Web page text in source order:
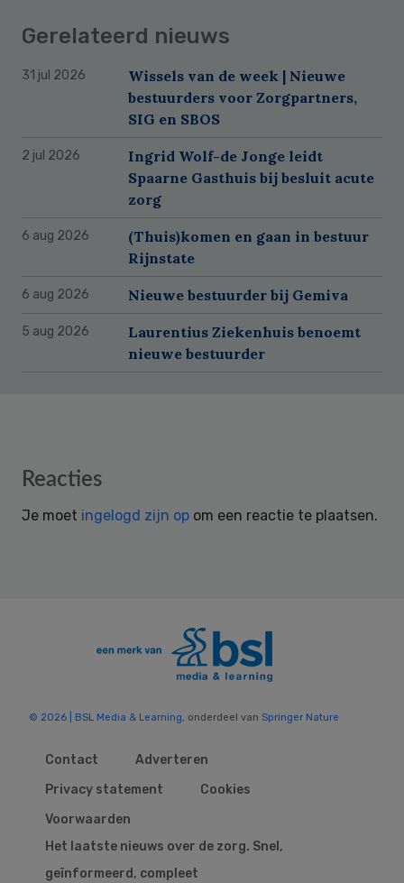
Gerelateerd nieuws
31 jul 2026
Wissels van de week | Nieuwe
bestuurders voor Zorgpartners,
SIG en SBOS
2 jul 2026
Ingrid Wolf-de Jonge leidt
Spaarne Gasthuis bij besluit acute
zorg
6 aug 2026
(Thuis)komen en gaan in bestuur
Rijnstate
6 aug 2026 Nieuwe bestuurder bij Gemiva
5 aug 2026
Laurentius Ziekenhuis benoemt
nieuwe bestuurder
Reader
Reacties
Je moet ingelogd zijn op om een reactie te plaatsen.
© 2026 | BSL Media & Learning, onderdeel van Springer Nature
Contact
Adverteren
Privacy statement
Cookies
Voorwaarden
Het laatste nieuws over de zorg. Snel,
geïnformeerd, compleet